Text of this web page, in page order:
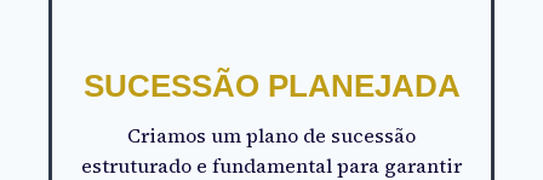
SUCESSÃO PLANEJADA
Criamos um plano de sucessão
estruturado e fundamental para garantir